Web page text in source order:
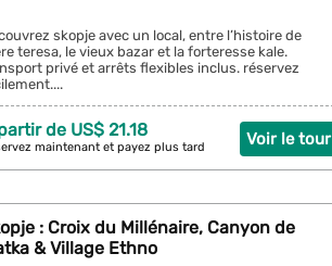
skopje avec un local, entre l’histoire de
teresa, le vieux bazar et la forteresse kale.
privé et arrêts flexibles inclus. réservez
Voir le tour
de US$ 21.18
maintenant et payez plus tard
: Croix du Millénaire, Canyon de
& Village Ethno